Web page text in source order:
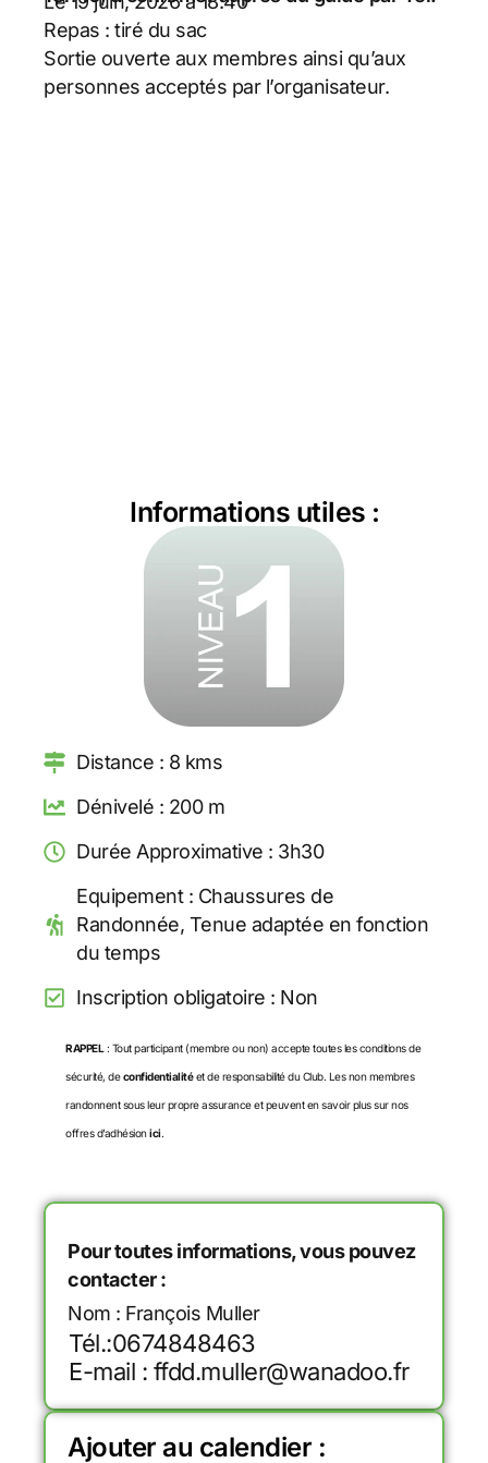
Repas : tiré du sac
Sortie ouverte aux membres ainsi qu’aux
personnes acceptés par l’organisateur.
Informations utiles :
Distance : 8 kms
Dénivelé : 200 m
Durée Approximative : 3h30
Equipement : Chaussures de
Randonnée, Tenue adaptée en fonction
du temps
Inscription obligatoire : Non
RAPPEL : Tout participant (membre ou non) accepte toutes les conditions de
sécurité, deconfidentialitéet de responsabilité du Club. Les non membres
randonnent sous leur propre assurance et peuvent en savoir plus sur nos
offres d’adhésionici.
Pour toutes informations, vous pouvez
contacter :
Nom : François Muller
Tél.:0674848463
E-mail : ffdd.muller@wanadoo.fr
Ajouter au calendier :